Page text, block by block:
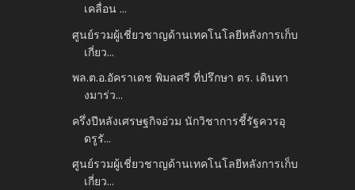
เคลื่อน ...
ศูนย์รวมผู้เชี่ยวชาญด้านเทคโนโลยีหลังการเก็บ
เกี่ยว...
พล.ต.อ.อัคราเดช พิมลศรี ที่ปรึกษา ตร. เดินทา
งมาร่ว...
ครึ่งปีหลังเศรษฐกิจอ่วม นักวิชาการชี้รัฐควรอุ
ดรูรั...
ศูนย์รวมผู้เชี่ยวชาญด้านเทคโนโลยีหลังการเก็บ
เกี่ยว...